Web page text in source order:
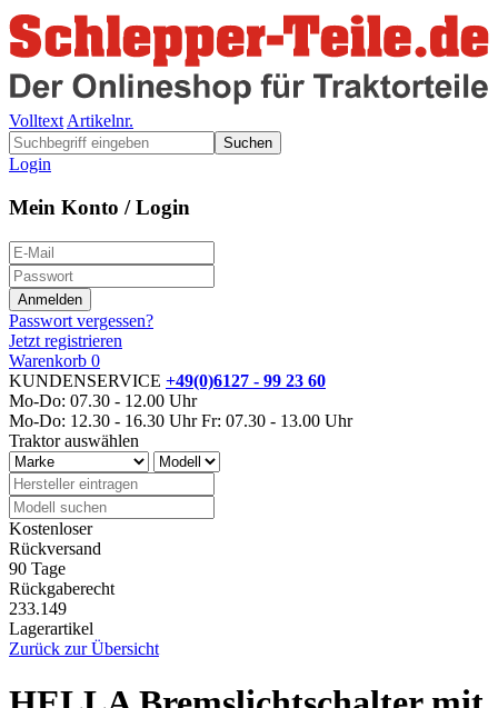
Volltext Artikelnr.
Suchen
Login
Mein Konto / Login
Passwort vergessen?
Jetzt registrieren
Warenkorb 0
KUNDENSERVICE +49(0)6127 - 99 23 60
Mo-Do: 07.30 - 12.00 Uhr
Mo-Do: 12.30 - 16.30 Uhr Fr: 07.30 - 13.00 Uhr
Traktor auswählen
Kostenloser
Rückversand
90 Tage
Rückgaberecht
233.149
Lagerartikel
Zurück zur Übersicht